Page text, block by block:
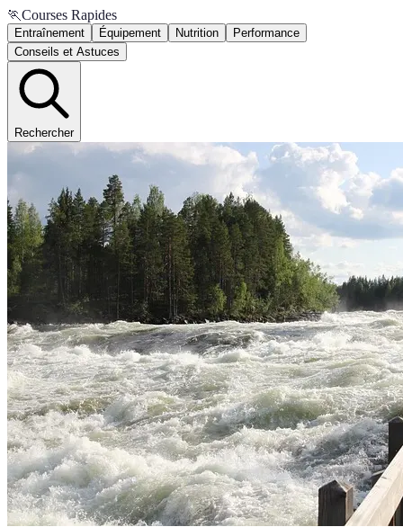
🏃Courses Rapides
Entraînement Équipement Nutrition
Performance
Conseils et Astuces
Rechercher